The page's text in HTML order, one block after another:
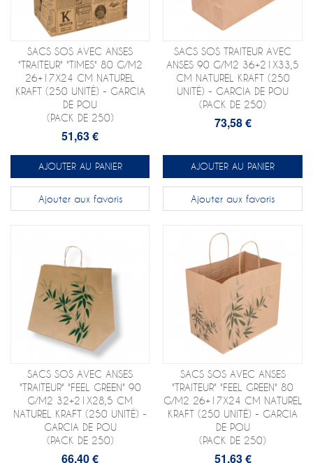
SACS SOS AVEC ANSES
"TRAITEUR" "TIMES" 80 G/M2
26+17X24 CM NATUREL
KRAFT (250 UNITÉ) - GARCIA
DE POU
(PACK DE 250)
51,63 €
AJOUTER AU PANIER
Ajouter aux favoris
SACS SOS TRAITEUR AVEC
ANSES 90 G/M2 36+21X33,5
CM NATUREL KRAFT (250
UNITÉ) - GARCIA DE POU
(PACK DE 250)
73,58 €
AJOUTER AU PANIER
Ajouter aux favoris
SACS SOS AVEC ANSES
"TRAITEUR" "FEEL GREEN" 90
G/M2 32+21X28,5 CM
NATUREL KRAFT (250 UNITÉ) -
GARCIA DE POU
(PACK DE 250)
66,40 €
SACS SOS AVEC ANSES
"TRAITEUR" "FEEL GREEN" 80
G/M2 26+17X24 CM NATUREL
KRAFT (250 UNITÉ) - GARCIA
DE POU
(PACK DE 250)
51,63 €